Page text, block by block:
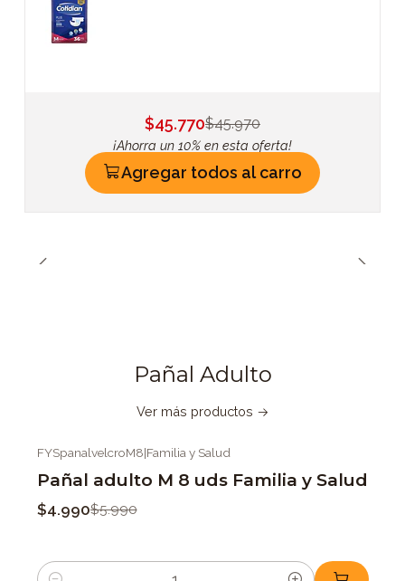
$45.770$45.970
¡Ahorra un 10% en esta oferta!
Agregar todos al carro
Pañal Adulto
Ver más productos
FYSpanalvelcroM8|Familia y Salud
Pañal adulto M 8 uds Familia y Salud
$4.990$5.990